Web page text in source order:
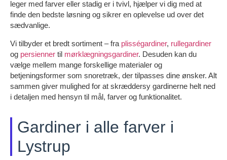
leger med farver eller stadig er i tvivl, hjælper vi dig med at
finde den bedste løsning og sikrer en oplevelse ud over det
sædvanlige.
Vi tilbyder et bredt sortiment – fra plisségardiner, rullegardiner
og persienner til mørklægningsgardiner. Desuden kan du
vælge mellem mange forskellige materialer og
betjeningsformer som snoretræk, der tilpasses dine ønsker. Alt
sammen giver mulighed for at skræddersy gardinerne helt ned
i detaljen med hensyn til mål, farver og funktionalitet.
Gardiner i alle farver i
Lystrup